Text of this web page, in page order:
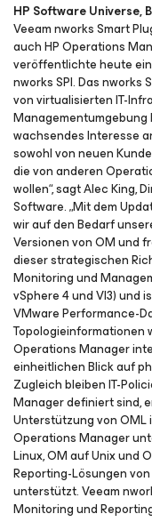
HP Software Universe,
Veeam nworks Smart
auch HP Operations
veröffentlichte heute
nworks SPI. Das nworks
von virtualisierten IT-
Managementumgebung
wachsendes Interesse
sowohl von neuen
die von anderen
wollen“, sagt Alec King,
Software. „Mit dem
wir auf den Bedarf
Versionen von OM und
dieser strategischen
Monitoring und
vSphere 4 und VI3) und
VMware Performance-
Topologieinformationen
Operations Manager
einheitlichen Blick auf
Zugleich bleiben IT-
Manager definiert sind,
Unterstützung von OML
Operations Manager
Linux, OM auf Unix und
Reporting-Lösungen
unterstützt. Veeam
Monitoring und